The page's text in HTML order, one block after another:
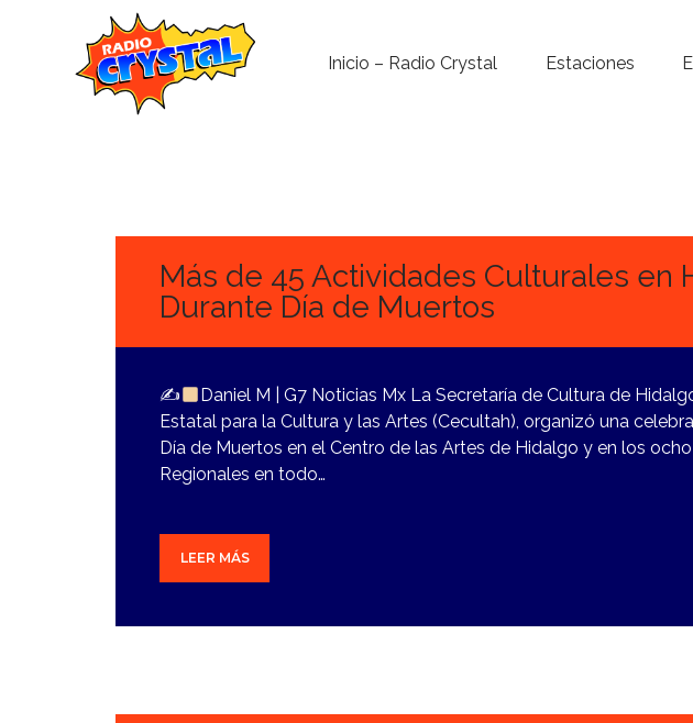
Inicio – Radio Crystal Estaciones
Noticias
Para ti
Contacto
Más de 45 Actividades Culturales en
Durante Día de Muertos
✍
Daniel M | G7 Noticias Mx La Secretaría de Cultura de
Estatal para la Cultura y las Artes (Cecultah), organizó una
Día de Muertos en el Centro de las Artes de Hidalgo y en los
Regionales en todo…
LEER MÁS